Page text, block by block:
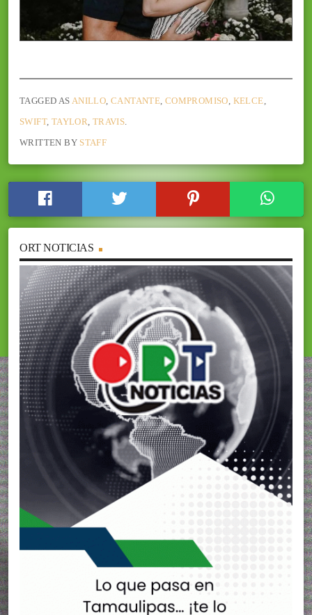
TAGGED AS ANILLO ,CANTANTE COMPROMISO KELCE
SWIFT, TAYLOR TRAVIS
WRITTEN BY STAFF
ORT NOTICIAS